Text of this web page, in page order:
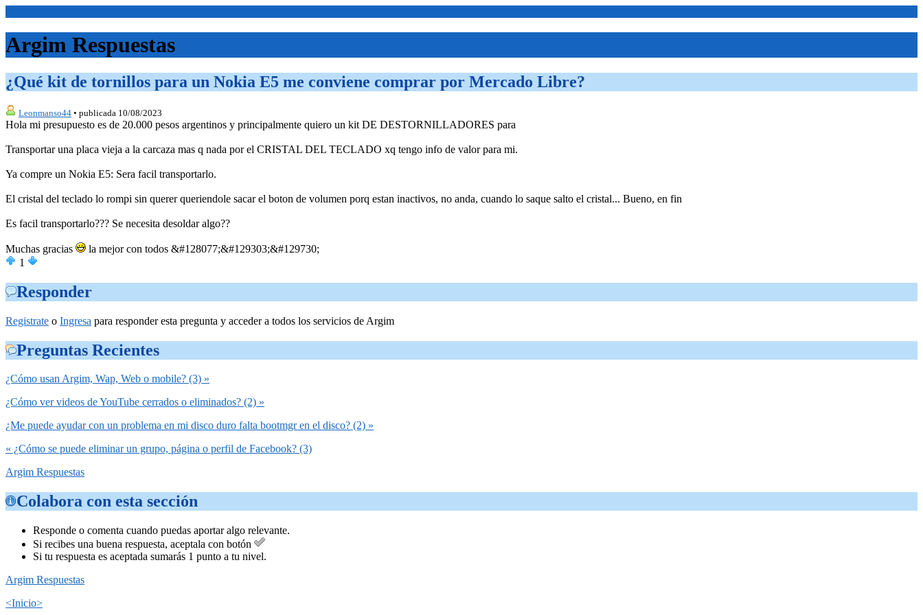
Argim Respuestas
¿Qué kit de tornillos para un Nokia E5 me conviene comprar por Mercado Libre?
Leonmanso44 • publicada 10/08/2023
Hola mi presupuesto es de 20.000 pesos argentinos y principalmente quiero un kit DE DESTORNILLADORES para
Transportar una placa vieja a la carcaza mas q nada por el CRISTAL DEL TECLADO xq tengo info de valor para mi.
Ya compre un Nokia E5: Sera facil transportarlo.
El cristal del teclado lo rompi sin querer queriendole sacar el boton de volumen porq estan inactivos, no anda, cuando lo saque salto el cristal... Bueno, en fin
Es facil transportarlo??? Se necesita desoldar algo??
Muchas gracias
la mejor con todos &#128077;&#129303;&#129730;
1
Responder
Registrate o Ingresa para responder esta pregunta y acceder a todos los servicios de Argim
Preguntas Recientes
¿Cómo usan Argim, Wap, Web o mobile? (3) »
¿Cómo ver videos de YouTube cerrados o eliminados? (2) »
¿Me puede ayudar con un problema en mi disco duro falta bootmgr en el disco? (2) »
« ¿Cómo se puede eliminar un grupo, página o perfil de Facebook? (3)
Argim Respuestas
Colabora con esta sección
Responde o comenta cuando puedas aportar algo relevante.
Si recibes una buena respuesta, aceptala con botón
Si tu respuesta es aceptada sumarás 1 punto a tu nivel.
Argim Respuestas
<Inicio>